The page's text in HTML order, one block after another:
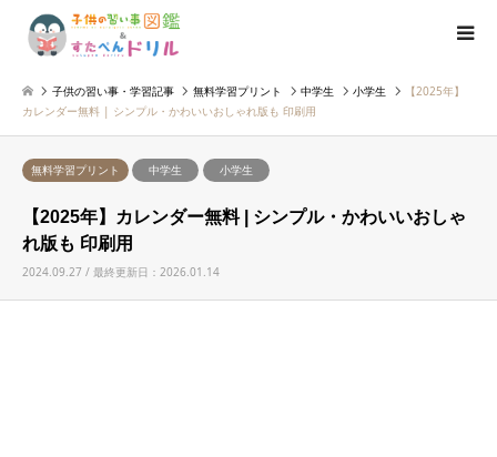
子供の習い事・学習記事 無料学習プリント 中学生 小学生
【2025年】
カレンダー無料 | シンプル・かわいいおしゃれ版も 印刷用
無料学習プリント 中学生 小学生
【2025年】カレンダー無料 | シンプル・かわいいおしゃ
れ版も 印刷用
2024.09.27 / 最終更新日：2026.01.14